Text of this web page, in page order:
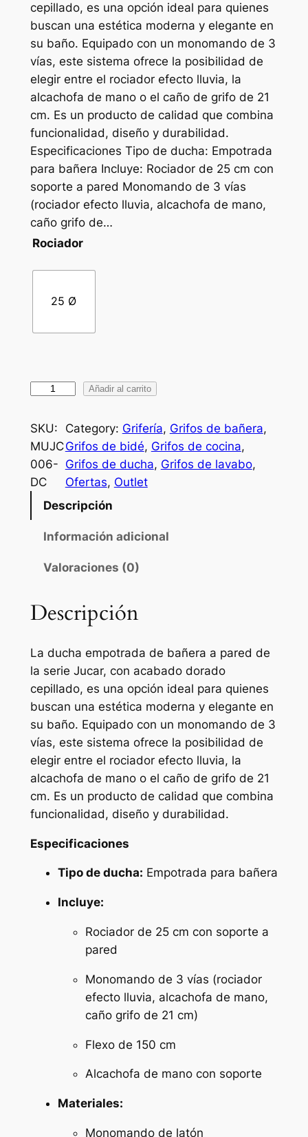
cepillado, es una opción ideal para quienes
buscan una estética moderna y elegante en
su baño. Equipado con un monomando de 3
vías, este sistema ofrece la posibilidad de
elegir entre el rociador efecto lluvia, la
alcachofa de mano o el caño de grifo de 21
cm. Es un producto de calidad que combina
funcionalidad, diseño y durabilidad.
Especificaciones Tipo de ducha: Empotrada
para bañera Incluye: Rociador de 25 cm con
soporte a pared Monomando de 3 vías
(rociador efecto lluvia, alcachofa de mano,
caño grifo de…
Rociador
25 Ø
c
h
a
e
d
a
e
b
a
ñ
e
r
a
p
a
r
e
Añadir al carrito
SKU:
MUJC
006-
DC
Category: Grifería, Grifos de bañera
Grifos de bidé, Grifos de cocina
Grifos de ducha, Grifos de lavabo
Ofertas, Outlet
Descripción
Información adicional
Valoraciones (0)
Descripción
La ducha empotrada de bañera a pared de
la serie Jucar, con acabado dorado
cepillado, es una opción ideal para quienes
buscan una estética moderna y elegante en
su baño. Equipado con un monomando de 3
vías, este sistema ofrece la posibilidad de
elegir entre el rociador efecto lluvia, la
alcachofa de mano o el caño de grifo de 21
cm. Es un producto de calidad que combina
funcionalidad, diseño y durabilidad.
Especificaciones
Tipo de ducha: Empotrada para bañera
Incluye:
Rociador de 25 cm con soporte a
pared
Monomando de 3 vías (rociador
efecto lluvia, alcachofa de mano,
caño grifo de 21 cm)
Flexo de 150 cm
Alcachofa de mano con soporte
Materiales:
Monomando de latón